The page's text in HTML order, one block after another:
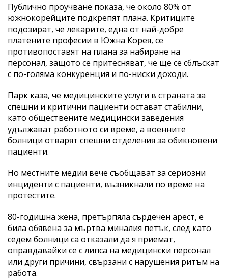
Публично проучване показа, че около 80% от
южнокорейците подкрепят плана. Критиците
подозират, че лекарите, една от най-добре
платените професии в Южна Корея, се
противопоставят на плана за набиране на
персонал, защото се притесняват, че ще се сблъскат
с по-голяма конкуренция и по-ниски доходи.
Парк каза, че медицинските услуги в страната за
спешни и критични пациенти остават стабилни,
като обществените медицински заведения
удължават работното си време, а военните
болници отварят спешни отделения за обикновени
пациенти.
Но местните медии вече съобщават за сериозни
инциденти с пациенти, възникнали по време на
протестите.
80-годишна жена, претърпяла сърдечен арест, е
била обявена за мъртва миналия петък, след като
седем болници са отказали да я приемат,
оправдавайки се с липса на медицински персонал
или други причини, свързани с нарушения ритъм на
работа.